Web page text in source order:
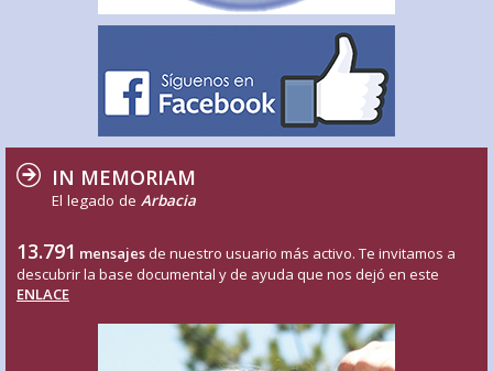
IN MEMORIAM
El legado de Arbacia
13.791 mensajes de nuestro usuario más activo. Te invitamos a
descubrir la base documental y de ayuda que nos dejó en este
ENLACE